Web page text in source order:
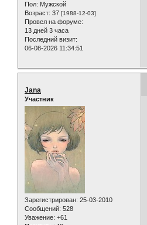
Пол: Мужской
Возраст: 37 [1988-12-03]
Провел на форуме:
13 дней 3 часа
Последний визит:
06-08-2026 11:34:51
Jana
Участник
Зарегистрирован: 25-03-2010
Сообщений: 528
Уважение: +61